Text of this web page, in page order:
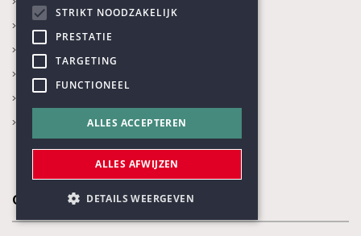
Kalender
Recente activiteiten
Prijs Vrijzinnig Humanisme
Boekenprijs
Karel Poma-lezing
Onze thema's
STRIKT NOODZAKELIJK
PRESTATIE
TARGETING
FUNCTIONEEL
ALLES ACCEPTEREN
ALLES AFWIJZEN
DETAILS WEERGEVEN